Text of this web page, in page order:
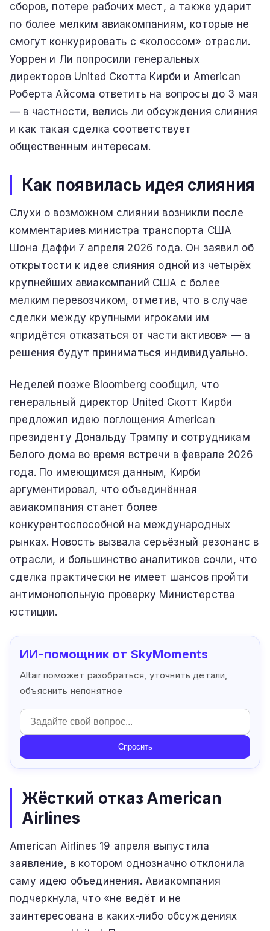
сборов, потере рабочих мест, а также ударит
по более мелким авиакомпаниям, которые не
смогут конкурировать с «колоссом» отрасли.
Уоррен и Ли попросили генеральных
директоров United Скотта Кирби и American
Роберта Айсома ответить на вопросы до 3 мая
— в частности, велись ли обсуждения слияния
и как такая сделка соответствует
общественным интересам.
Как появилась идея слияния
Слухи о возможном слиянии возникли после
комментариев министра транспорта США
Шона Даффи 7 апреля 2026 года. Он заявил об
открытости к идее слияния одной из четырёх
крупнейших авиакомпаний США с более
мелким перевозчиком, отметив, что в случае
сделки между крупными игроками им
«придётся отказаться от части активов» — а
решения будут приниматься индивидуально.
Неделей позже Bloomberg сообщил, что
генеральный директор United Скотт Кирби
предложил идею поглощения American
президенту Дональду Трампу и сотрудникам
Белого дома во время встречи в феврале 2026
года. По имеющимся данным, Кирби
аргументировал, что объединённая
авиакомпания станет более
конкурентоспособной на международных
рынках. Новость вызвала серьёзный резонанс в
отрасли, и большинство аналитиков сочли, что
сделка практически не имеет шансов пройти
антимонопольную проверку Министерства
юстиции.
ИИ-помощник от SkyMoments
Altair поможет разобраться, уточнить детали,
объяснить непонятное
Спросить
Жёсткий отказ American
Airlines
American Airlines 19 апреля выпустила
заявление, в котором однозначно отклонила
саму идею объединения. Авиакомпания
подчеркнула, что «не ведёт и не
заинтересована в каких-либо обсуждениях